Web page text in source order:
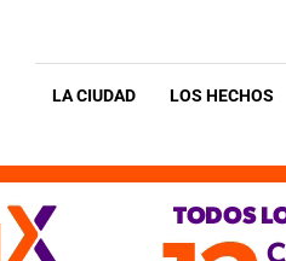
LA CIUDAD LOS HECHOS